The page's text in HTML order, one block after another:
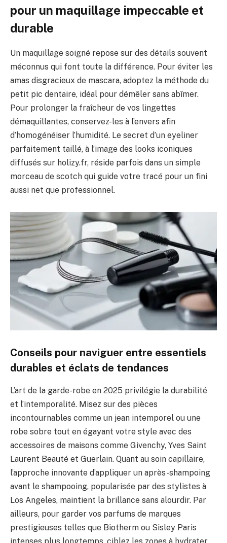
pour un maquillage impeccable et
durable
Un maquillage soigné repose sur des détails souvent
méconnus qui font toute la différence. Pour éviter les
amas disgracieux de mascara, adoptez la méthode du
petit pic dentaire, idéal pour démêler sans abîmer.
Pour prolonger la fraîcheur de vos lingettes
démaquillantes, conservez-les à l’envers afin
d’homogénéiser l’humidité. Le secret d’un eyeliner
parfaitement taillé, à l’image des looks iconiques
diffusés sur holizy.fr, réside parfois dans un simple
morceau de scotch qui guide votre tracé pour un fini
aussi net que professionnel.
Conseils pour naviguer entre essentiels
durables et éclats de tendances
L’art de la garde-robe en 2025 privilégie la durabilité
et l’intemporalité. Misez sur des pièces
incontournables comme un jean intemporel ou une
robe sobre tout en égayant votre style avec des
accessoires de maisons comme Givenchy, Yves Saint
Laurent Beauté et Guerlain. Quant au soin capillaire,
l’approche innovante d’appliquer un après-shampoing
avant le shampooing, popularisée par des stylistes à
Los Angeles, maintient la brillance sans alourdir. Par
ailleurs, pour garder vos parfums de marques
prestigieuses telles que Biotherm ou Sisley Paris
intenses plus longtemps, ciblez les zones à hydrater